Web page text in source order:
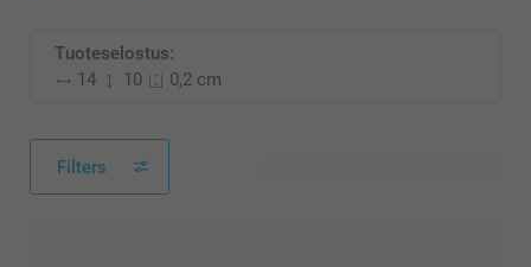
Tuoteselostus:
14
10 0,2 cm
Filters